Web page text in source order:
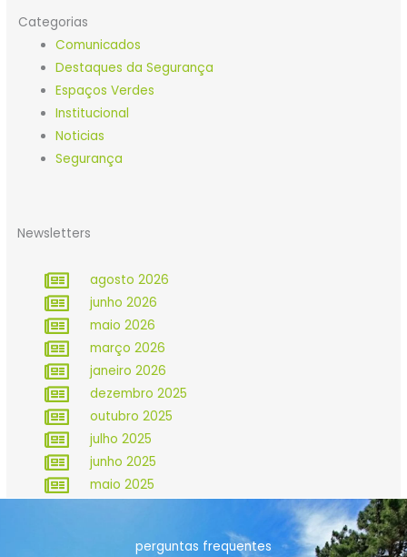
Categorias
Comunicados
Destaques da Segurança
Espaços Verdes
Institucional
Noticias
Segurança
Newsletters
agosto 2026
junho 2026
maio 2026
março 2026
janeiro 2026
dezembro 2025
outubro 2025
julho 2025
junho 2025
maio 2025
perguntas frequentes